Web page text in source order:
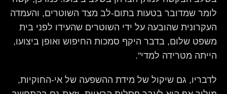
לומר שמדובר בטעות בתום-לב מצד השוטרים, והעמדה
העקרונית שהובעה על ידי השוטרים שהעידו לפני בית
משפט שלום, בדבר היקף סמכות החיפוש ואופן ביצועו,
הייתה מטרידה למדי".
לדבריו, גם שיקול של מידת ההשפעה של אי-החוקיות,